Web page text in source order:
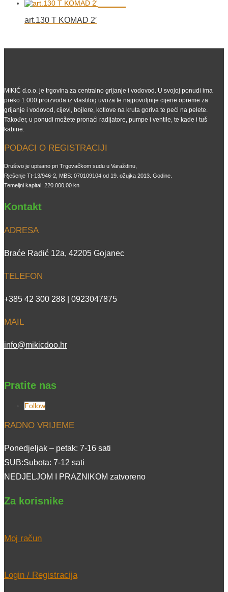
art.130 T KOMAD 2′
MIKIĆ d.o.o. je trgovina za centralno grijanje i vodovod. U svojoj ponudi ima
preko 1.000 proizvoda iz vlastitog uvoza te najpovoljnije cijene opreme za
grijanje i vodovod, cijevi, bojlere, kotlove na kruta goriva te peći na pelete.
Također, u ponudi možete pronaći radijatore, pumpe i ventile, te kade i tuš
kabine.
PODACI O REGISTRACIJI
Društvo je upisano pri Trgovačkom sudu u Varaždinu,
Rješenje Tt-13/946-2, MBS: 070109104 od 19. ožujka 2013. Godine.
Temeljni kapital: 220.000,00 kn
Kontakt
ADRESA
Braće Radić 12a, 42205 Gojanec
TELEFON
+385 42 300 288 | 0923047875
MAIL
info@mikicdoo.hr
Pratite nas
Follow
RADNO VRIJEME
Ponedjeljak – petak: 7-16 sati
SUB:Subota: 7-12 sati
NEDJELJOM I PRAZNIKOM zatvoreno
Za korisnike
Moj račun
Login / Registracija